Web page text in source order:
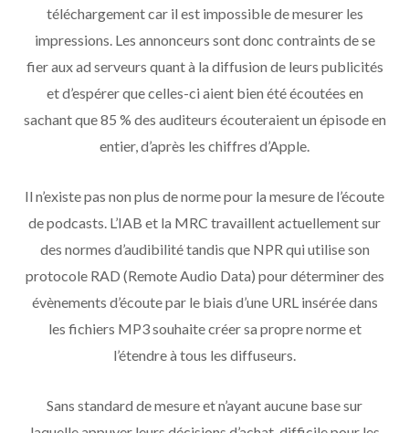
téléchargement car il est impossible de mesurer les
impressions. Les annonceurs sont donc contraints de se
fier aux ad serveurs quant à la diffusion de leurs publicités
et d’espérer que celles-ci aient bien été écoutées en
sachant que 85 % des auditeurs écouteraient un épisode en
entier, d’après les chiffres d’Apple.
Il n’existe pas non plus de norme pour la mesure de l’écoute
de podcasts. L’IAB et la MRC travaillent actuellement sur
des normes d’audibilité tandis que NPR qui utilise son
protocole RAD (Remote Audio Data) pour déterminer des
évènements d’écoute par le biais d’une URL insérée dans
les fichiers MP3 souhaite créer sa propre norme et
l’étendre à tous les diffuseurs.
Sans standard de mesure et n’ayant aucune base sur